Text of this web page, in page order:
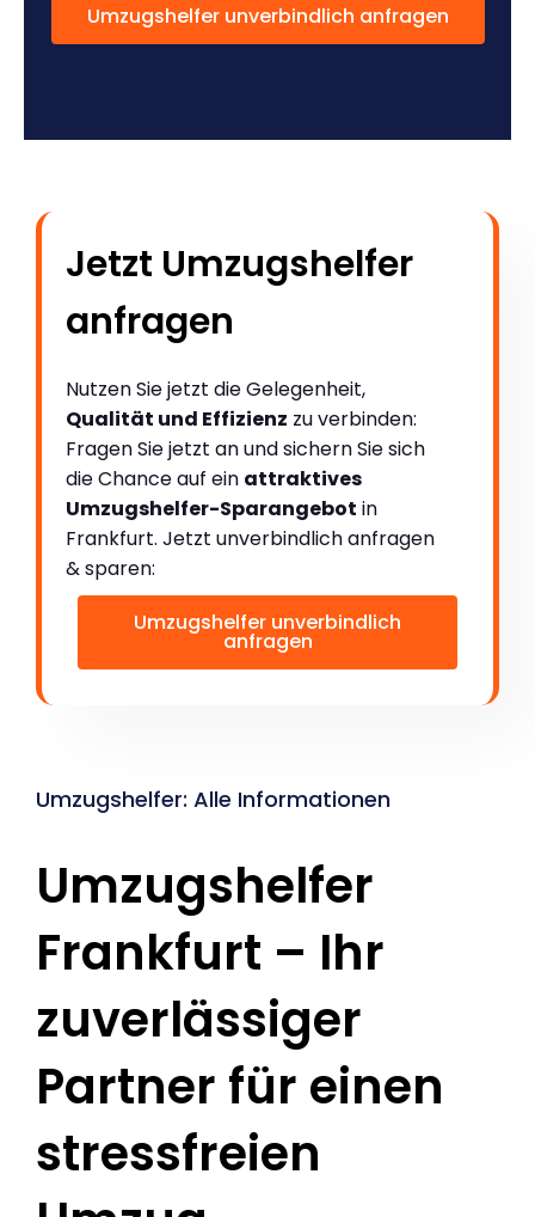
Umzugshelfer unverbindlich anfragen
Jetzt Umzugshelfer
anfragen
Nutzen Sie jetzt die Gelegenheit,
Qualität und Effizienz zu verbinden:
Fragen Sie jetzt an und sichern Sie sich
die Chance auf ein attraktives
Umzugshelfer-Sparangebot in
Frankfurt. Jetzt unverbindlich anfragen
& sparen:
Umzugshelfer unverbindlich
anfragen
Umzugshelfer: Alle Informationen
Umzugshelfer
Frankfurt – Ihr
zuverlässiger
Partner für einen
stressfreien